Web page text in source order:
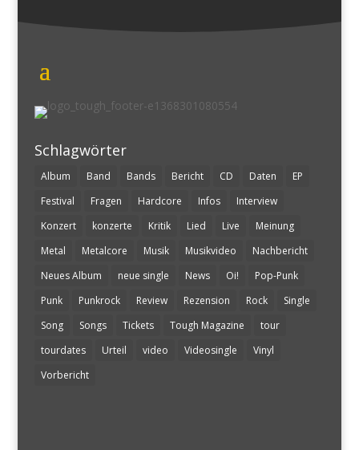
Schlagwörter
Album Band Bands Bericht CD Daten
EP
Festival
Fragen Hardcore Infos
Interview
Konzert
konzerte Kritik Lied Live
Meinung
Metal
Metalcore Musik Musikvideo
Nachbericht
Neues Album
neue single News Oi!
Pop-Punk
Punk
Punkrock Review Rezension Rock
Single
Song
Songs Tickets Tough Magazine
tour
tourdates
Urteil video Videosingle
Vinyl
Vorbericht